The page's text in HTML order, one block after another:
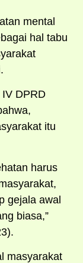
mental
hal tabu
DPRD
itu
harus
gejala awal
biasa,”
masyarakat